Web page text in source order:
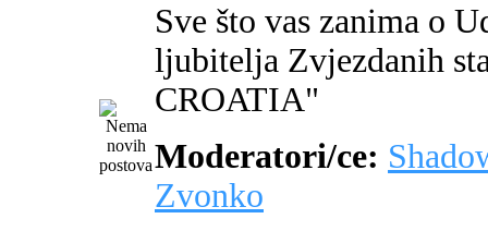
Sve što vas zanima o
ljubitelja Zvjezdanih
CROATIA"
Moderatori/ce:
Zvonko